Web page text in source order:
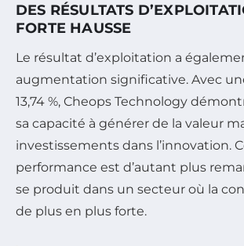
DES RÉSULTATS
FORTE HAUSSE
Le résultat d’exploitation a
augmentation significative. Avec
13,74 %, Cheops Technology
sa capacité à générer de la valeur
investissements dans l’innovation.
performance est d’autant plus
se produit dans un secteur où la
de plus en plus forte.